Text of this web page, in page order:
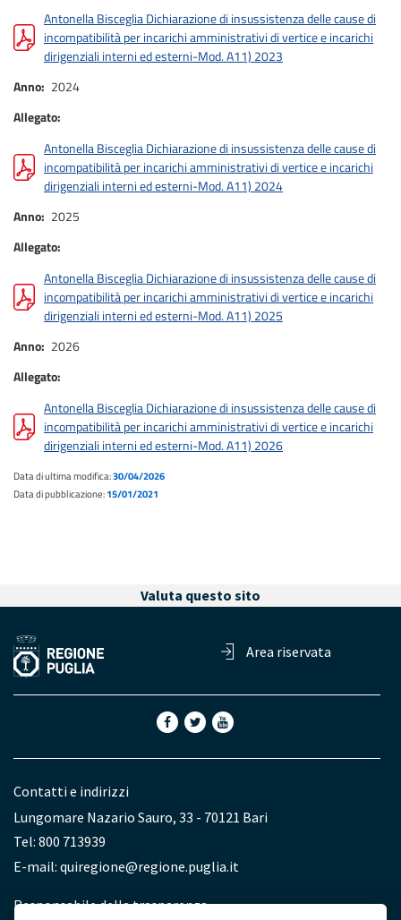
Antonella Bisceglia Dichiarazione di insussistenza delle cause di
incompatibilità per incarichi amministrativi di vertice e incarichi
dirigenziali interni ed esterni-Mod. A11) 2023
Anno 2024
Allegato
Antonella Bisceglia Dichiarazione di insussistenza delle cause di
incompatibilità per incarichi amministrativi di vertice e incarichi
dirigenziali interni ed esterni-Mod. A11) 2024
Anno 2025
Allegato
Antonella Bisceglia Dichiarazione di insussistenza delle cause di
incompatibilità per incarichi amministrativi di vertice e incarichi
dirigenziali interni ed esterni-Mod. A11) 2025
Anno 2026
Allegato
Antonella Bisceglia Dichiarazione di insussistenza delle cause di
incompatibilità per incarichi amministrativi di vertice e incarichi
dirigenziali interni ed esterni-Mod. A11) 2026
Data di ultima modifica:30/04/2026
Data di pubblicazione:15/01/2021
Valuta questo sito
Area riservata
Contatti e indirizzi
Lungomare Nazario Sauro, 33 - 70121 Bari
Tel: 800 713939
E-mail: quiregione@regione.puglia.it
Redazione
Responsabile della trasparenza